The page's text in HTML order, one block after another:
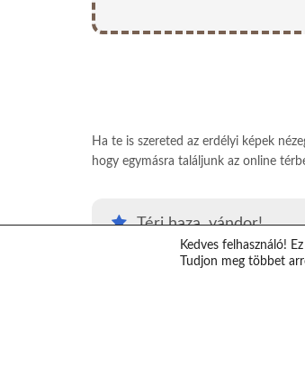
Ha te is szereted az erdélyi képek
hogy egymásra találjunk az online
Térj haza, vándor!
#Térjhazavándor
Kedves felhasználó!
Tudjon meg többet